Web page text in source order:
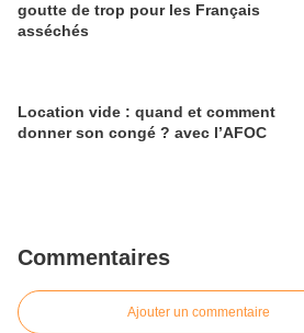
goutte de trop pour les Français
asséchés
Location vide : quand et comment
donner son congé ? avec l’AFOC
Commentaires
Ajouter un commentaire